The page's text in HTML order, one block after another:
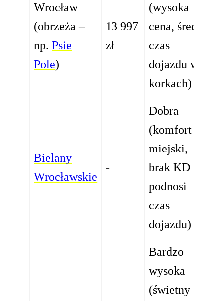
Wrocław
(obrzeża –
np.Psie
Pole)
13 997
zł
(wysoka
cena, średni
czas
dojazdu w
korkach)
Bielany
Wrocławskie
-
Dobra
(komfort
miejski,
brak KD
podnosi
czas
dojazdu)
Bardzo
wysoka
(świetny